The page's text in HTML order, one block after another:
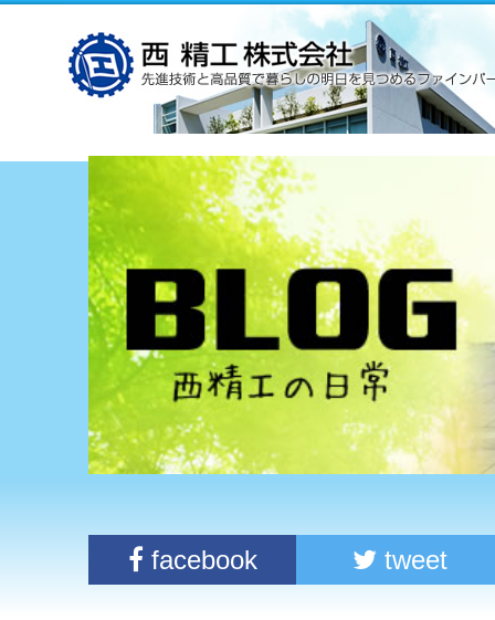
facebook tweet